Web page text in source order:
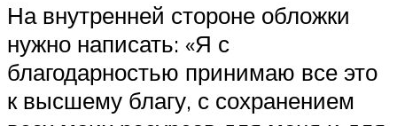
На внутренней стороне обложки
нужно написать: «Я с
благодарностью принимаю все это
к высшему благу, с сохранением